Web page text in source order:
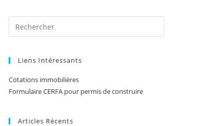
Liens Intéressants
Cotations immobilières
Formulaire CERFA pour permis de construire
Articles Récents